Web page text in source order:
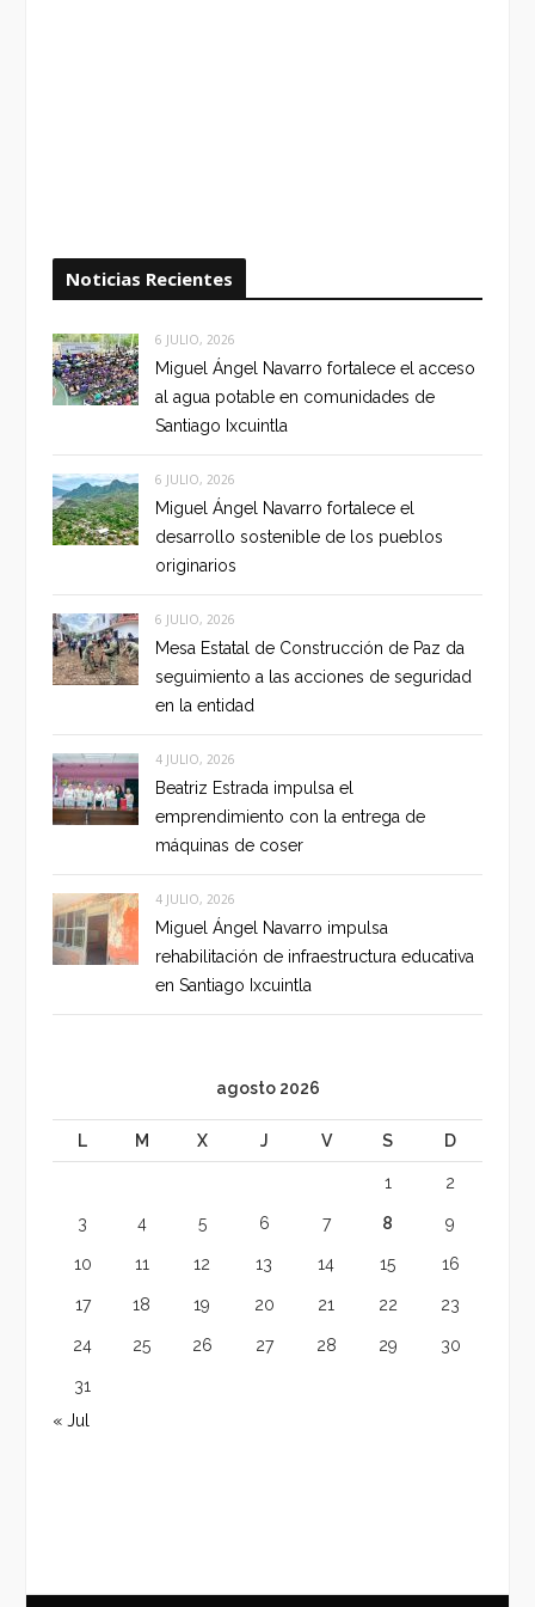
Noticias Recientes
6 JULIO, 2026
Miguel Ángel Navarro fortalece el acceso
al agua potable en comunidades de
Santiago Ixcuintla
6 JULIO, 2026
Miguel Ángel Navarro fortalece el
desarrollo sostenible de los pueblos
originarios
6 JULIO, 2026
Mesa Estatal de Construcción de Paz da
seguimiento a las acciones de seguridad
en la entidad
4 JULIO, 2026
Beatriz Estrada impulsa el
emprendimiento con la entrega de
máquinas de coser
4 JULIO, 2026
Miguel Ángel Navarro impulsa
rehabilitación de infraestructura educativa
en Santiago Ixcuintla
agosto 2026
L M X J V S D
1 2
3 4 5 6 7 8 9
10 11 12 13 14 15 16
17 18 19 20 21 22 23
24 25 26 27 28 29 30
31
« Jul